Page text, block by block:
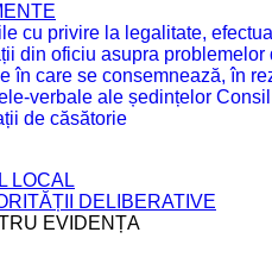
cu privire la legalitate,
din oficiu asupra
în care se consemnează, în
verbale ale ședințelor
de căsătorie
LOCAL
DELIBERATIVE
EVIDENȚA